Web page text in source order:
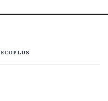
ECOPLUS